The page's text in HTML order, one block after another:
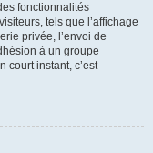
fonctionnalités
tels que l’affichage
privée, l’envoi de
à un groupe
court instant, c’est